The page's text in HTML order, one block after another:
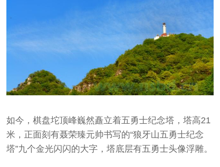
如今，棋盘坨顶峰巍然矗立着五勇士纪念塔，塔高21
米，正面刻有聂荣臻元帅书写的“狼牙山五勇士纪念
塔”九个金光闪闪的大字，塔底层有五勇士头像浮雕。